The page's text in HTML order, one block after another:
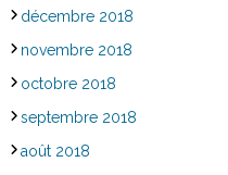
décembre 2018
novembre 2018
octobre 2018
septembre 2018
août 2018